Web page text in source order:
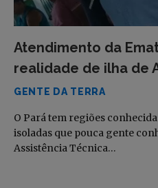
Atendimento da
realidade de ilha de
GENTE DA TERRA
O Pará tem regiões
isoladas que pouca gente
Assistência Técnica…